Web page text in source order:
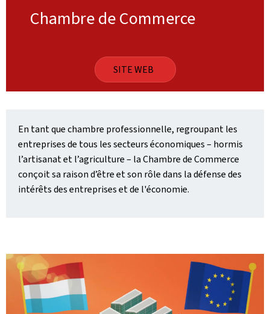
Chambre de Commerce
SITE WEB
En tant que chambre professionnelle, regroupant les
entreprises de tous les secteurs économiques – hormis
l’artisanat et l’agriculture – la Chambre de Commerce
conçoit sa raison d’être et son rôle dans la défense des
intérêts des entreprises et de l'économie.